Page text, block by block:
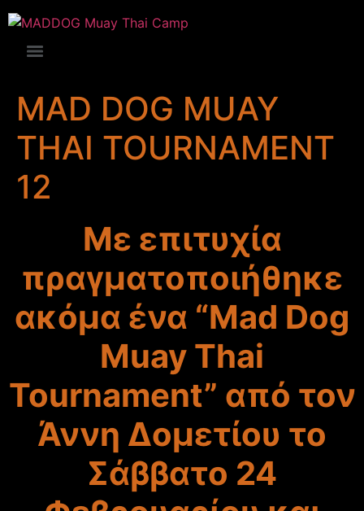
MAD DOG MUAY
THAI TOURNAMENT
12
Mε επιτυχία
πραγματοποιήθηκε
ακόμα ένα “Mad Dog
Muay Thai
Tournament” από τον
Άννη Δομετίου το
Σάββατο 24